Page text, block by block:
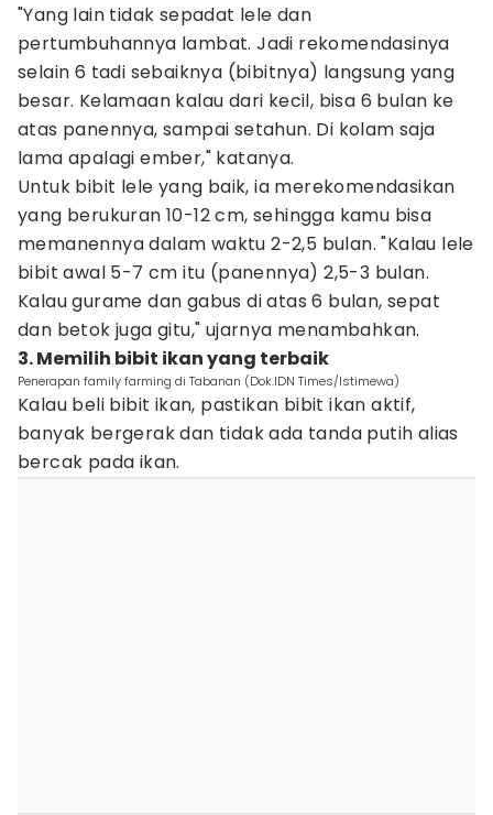
"Yang lain tidak sepadat lele dan
pertumbuhannya lambat. Jadi rekomendasinya
selain 6 tadi sebaiknya (bibitnya) langsung yang
besar. Kelamaan kalau dari kecil, bisa 6 bulan ke
atas panennya, sampai setahun. Di kolam saja
lama apalagi ember," katanya.
Untuk bibit lele yang baik, ia merekomendasikan
yang berukuran 10-12 cm, sehingga kamu bisa
memanennya dalam waktu 2-2,5 bulan. "Kalau lele
bibit awal 5-7 cm itu (panennya) 2,5-3 bulan.
Kalau gurame dan gabus di atas 6 bulan, sepat
dan betok juga gitu," ujarnya menambahkan.
3. Memilih bibit ikan yang terbaik
Penerapan family farming di Tabanan (Dok.IDN Times/Istimewa)
Kalau beli bibit ikan, pastikan bibit ikan aktif,
banyak bergerak dan tidak ada tanda putih alias
bercak pada ikan.